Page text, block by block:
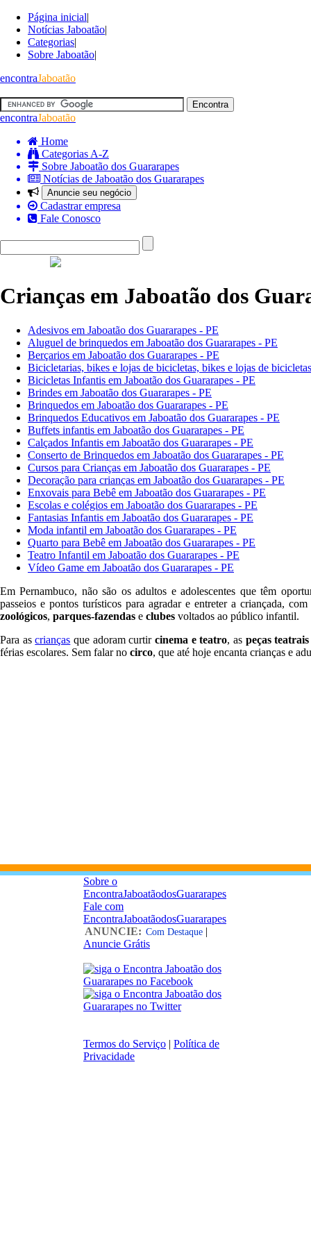
Página inicial|
Notícias Jaboatão|
Categorias|
Sobre Jaboatão|
encontraJaboatão
encontraJaboatão
Home
Categorias A-Z
Sobre Jaboatão dos Guararapes
Notícias de Jaboatão dos Guararapes
Anuncie seu negócio
Cadastrar empresa
Fale Conosco
Crianças em Jaboatão dos
Adesivos em Jaboatão dos Guararapes - PE
Aluguel de brinquedos em Jaboatão dos Guararapes - PE
Berçarios em Jaboatão dos Guararapes - PE
Bicicletarias, bikes e lojas de bicicletas, bikes e lojas de
Bicicletas Infantis em Jaboatão dos Guararapes - PE
Brindes em Jaboatão dos Guararapes - PE
Brinquedos em Jaboatão dos Guararapes - PE
Brinquedos Educativos em Jaboatão dos Guararapes - PE
Buffets infantis em Jaboatão dos Guararapes - PE
Calçados Infantis em Jaboatão dos Guararapes - PE
Conserto de Brinquedos em Jaboatão dos Guararapes - PE
Cursos para Crianças em Jaboatão dos Guararapes - PE
Decoração para crianças em Jaboatão dos Guararapes - PE
Enxovais para Bebê em Jaboatão dos Guararapes - PE
Escolas e colégios em Jaboatão dos Guararapes - PE
Fantasias Infantis em Jaboatão dos Guararapes - PE
Moda infantil em Jaboatão dos Guararapes - PE
Quarto para Bebê em Jaboatão dos Guararapes - PE
Teatro Infantil em Jaboatão dos Guararapes - PE
Vídeo Game em Jaboatão dos Guararapes - PE
Em Pernambuco, não são os adultos e adolescentes que têm
passeios e pontos turísticos para agradar e entreter a criançada,
zoológicos, parques-fazendas e clubes voltados ao público infantil.
Para ascrianças que adoram curtir cinema e teatro, as peças
férias escolares. Sem falar no circo, que até hoje encanta crianças e
Sobre o
EncontraJaboatãodosGuararapes
Fale com
EncontraJaboatãodosGuararapes
ANUNCIE: Com Destaque |
Anuncie Grátis
Termos do Serviço | Política de
Privacidade